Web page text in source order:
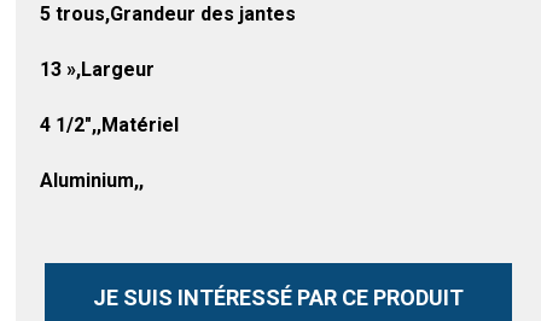
5 trous,Grandeur des jantes
13 »,Largeur
4 1/2″,,Matériel
Aluminium,,
JE SUIS INTÉRESSÉ PAR CE PRODUIT